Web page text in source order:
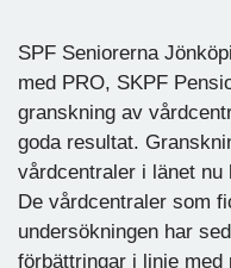
SPF Seniorerna
med PRO, SKPF
granskning av
goda resultat.
vårdcentraler i länet
De vårdcentraler som
undersökningen har
förbättringar i linje med